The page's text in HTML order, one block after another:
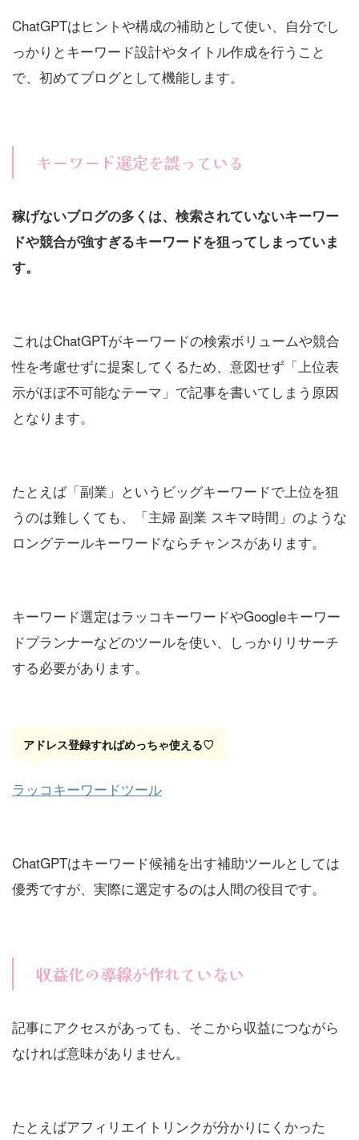
ChatGPTはヒントや構成の補助として使い、自分でし
っかりとキーワード設計やタイトル作成を行うこと
で、初めてブログとして機能します。
キーワード選定を誤っている
稼げないブログの多くは、検索されていないキーワー
ドや競合が強すぎるキーワードを狙ってしまっていま
す。
これはChatGPTがキーワードの検索ボリュームや競合
性を考慮せずに提案してくるため、意図せず「上位表
示がほぼ不可能なテーマ」で記事を書いてしまう原因
となります。
たとえば「副業」というビッグキーワードで上位を狙
うのは難しくても、「主婦 副業 スキマ時間」のような
ロングテールキーワードならチャンスがあります。
キーワード選定はラッコキーワードやGoogleキーワー
ドプランナーなどのツールを使い、しっかりリサーチ
する必要があります。
アドレス登録すればめっちゃ使える♡
ラッコキーワードツール
ChatGPTはキーワード候補を出す補助ツールとしては
優秀ですが、実際に選定するのは人間の役目です。
収益化の導線が作れていない
記事にアクセスがあっても、そこから収益につながら
なければ意味がありません。
たとえばアフィリエイトリンクが分かりにくかった